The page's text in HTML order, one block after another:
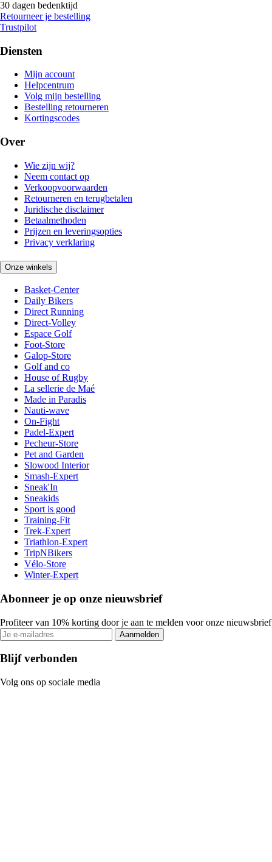
30 dagen bedenktijd
Retourneer je bestelling
Trustpilot
Diensten
Mijn account
Helpcentrum
Volg mijn bestelling
Bestelling retourneren
Kortingscodes
Over
Wie zijn wij?
Neem contact op
Verkoopvoorwaarden
Retourneren en terugbetalen
Juridische disclaimer
Betaalmethoden
Prijzen en leveringsopties
Privacy verklaring
Onze winkels
Basket-Center
Daily Bikers
Direct Running
Direct-Volley
Espace Golf
Foot-Store
Galop-Store
Golf and co
House of Rugby
La sellerie de Maé
Made in Paradis
Nauti-wave
On-Fight
Padel-Expert
Pecheur-Store
Pet and Garden
Slowood Interior
Smash-Expert
Sneak'In
Sneakids
Sport is good
Training-Fit
Trek-Expert
Triathlon-Expert
TripNBikers
Vélo-Store
Winter-Expert
Abonneer je op onze nieuwsbrief
Profiteer van 10% korting door je aan te melden voor onze nieuwsbrief
Aanmelden
Blijf verbonden
Volg ons op sociale media